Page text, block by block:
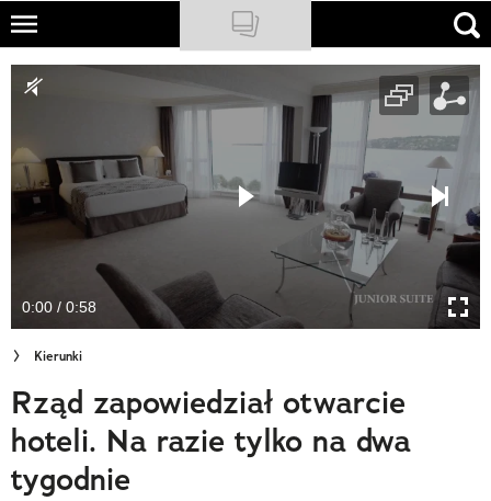
Skip
main
NATIONAL GEOGRAPHIC
PODCASTY
Sklep
Cuda Polski
Wielki Konkurs Fotograficzny
Trendbook Podróżniczy
Polecane
0:00 / 0:58
Kierunki
Rząd zapowiedział otwarcie
hoteli. Na razie tylko na dwa
tygodnie